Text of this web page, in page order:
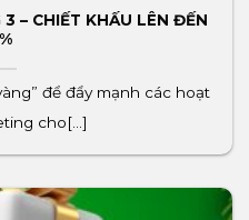
– CHIẾT KHẤU LÊN ĐẾN
để đẩy mạnh các hoạt
cho[...]